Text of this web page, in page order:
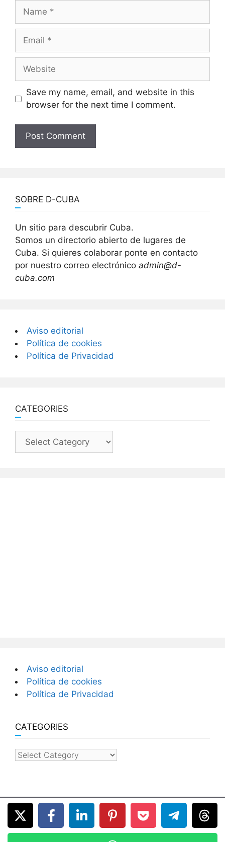
Name
Email
Website
Save my name, email, and website in this
browser for the next time I comment.
SOBRE D-CUBA
Un sitio para descubrir Cuba.
Somos un directorio abierto de lugares de
Cuba. Si quieres colaborar ponte en contacto
por nuestro correo electrónico admin@d-
cuba.com
Aviso editorial
Política de cookies
Política de Privacidad
CATEGORIES
Categories
Aviso editorial
Política de cookies
Política de Privacidad
CATEGORIES
categories
© 2026 Hoteles en Cuba• Built with GeneratePress